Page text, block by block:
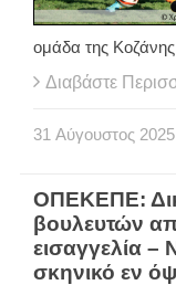
ομάδα της Κοζάνης
Διαβάστε
31 Αύγουστος 2025
ΟΠΕΚΕΠΕ:
βουλευτών
εισαγγελία –
σκηνικό εν